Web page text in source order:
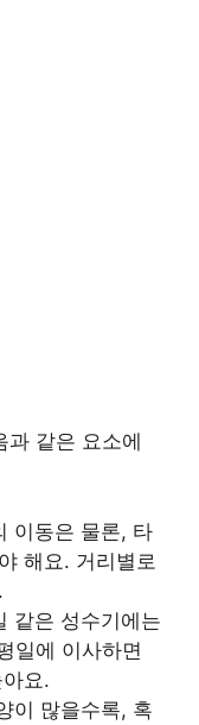
과 같은 요소에
이동은 물론, 타
해요. 거리별로
같은 성수기에는
일에 이사하면
요.
이 많을수록, 혹